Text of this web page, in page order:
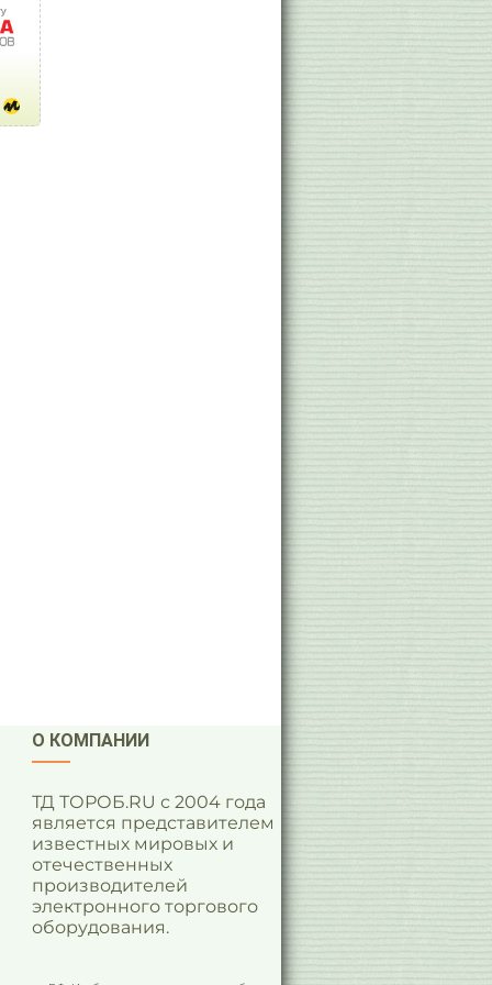
О КОМПАНИИ
ТД ТОРОБ.RU с 2004 года
является представителем
известных мировых и
отечественных
производителей
электронного торгового
оборудования.